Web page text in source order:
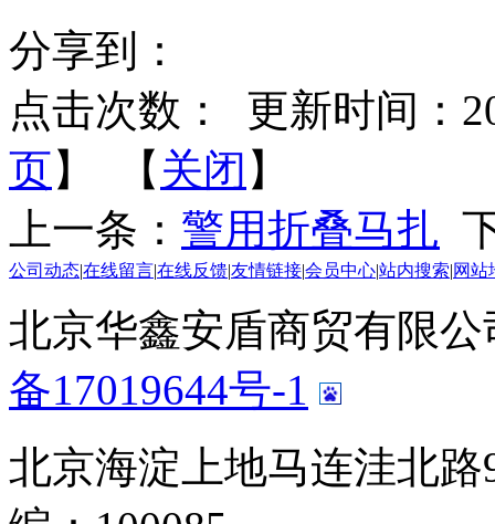
分享到：
点击次数：
更新时间：
页】 【 关闭 】
上一条： 警用折叠马扎
公司动态|在线留言|在线反馈|友情链接|会员中心|站内搜索|网站
北京华鑫安盾商贸有限
备17019644号-1
北京海淀上地马连洼北